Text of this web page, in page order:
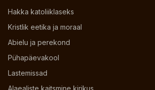
Hakka katoliiklaseks
Kristlik eetika ja moraal
Abielu ja perekond
Pühapäevakool
Lastemissad
Alaealiste kaitsmine kirikus